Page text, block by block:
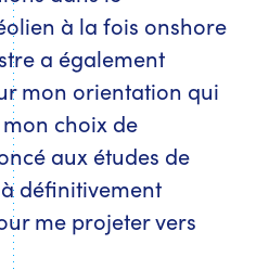
à la fois onshore
a également
mon orientation qui
choix de
aux études de
à définitivement
me projeter vers